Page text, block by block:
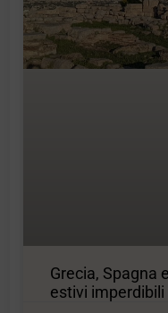
Grecia, Spagna
estivi imperdibili